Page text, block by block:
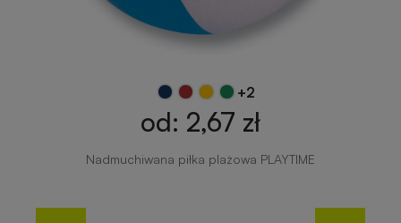
+2
od: 2,67 zł
Nadmuchiwana piłka plażowa PLAYTIME